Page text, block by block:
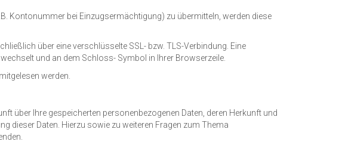
Kontonummer bei Einzugsermächtigung) zu übermitteln, werden diese
über eine verschlüsselte SSL- bzw. TLS-Verbindung. Eine
und an dem Schloss- Symbol in Ihrer Browserzeile.
werden.
über Ihre gespeicherten personenbezogenen Daten, deren Herkunft und
dieser Daten. Hierzu sowie zu weiteren Fragen zum Thema